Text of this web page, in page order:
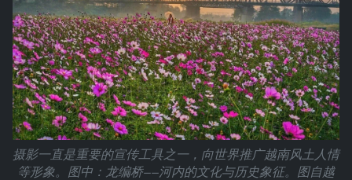
摄影一直是重要的宣传工具之一，向世界推广越南风土人情
等形象。图中：龙编桥——河内的文化与历史象征。图自越